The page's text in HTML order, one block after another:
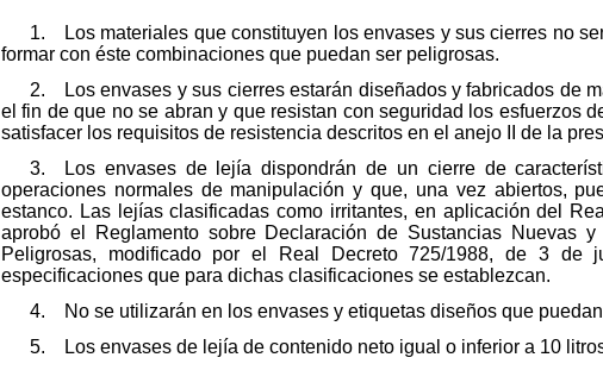
1. Los materiales que constituyen los envases y sus cierres no
formar con éste combinaciones que puedan ser peligrosas.
2. Los envases y sus cierres estarán diseñados y fabricados de
el fin de que no se abran y que resistan con seguridad los esfuerzos
satisfacer los requisitos de resistencia descritos en el anejo II de la
3. Los envases de lejía dispondrán de un cierre de
operaciones normales de manipulación y que, una vez abiertos,
estanco. Las lejías clasificadas como irritantes, en aplicación del
aprobó el Reglamento sobre Declaración de Sustancias Nuevas
Peligrosas, modificado por el Real Decreto 725/1988, de 3
especificaciones que para dichas clasificaciones se establezcan.
4. No se utilizarán en los envases y etiquetas diseños que
5. Los envases de lejía de contenido neto igual o inferior a 10